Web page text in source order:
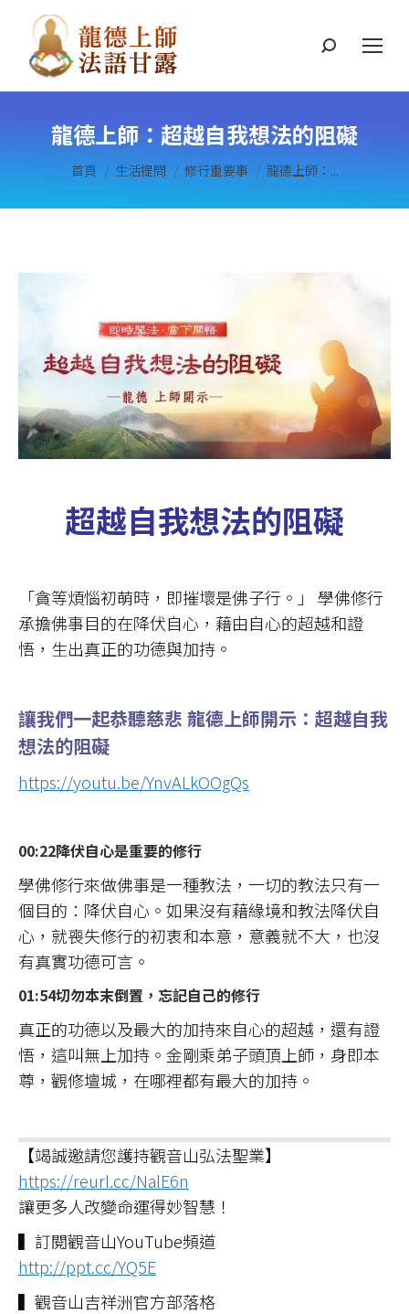
搜
龍德上師：超越自我想法的阻礙
您在這裡：
首頁 生活提問 修行重要事 龍德上師：...
超越自我想法的阻礙
「貪等煩惱初萌時，即摧壞是佛子行。」 學佛修行
承擔佛事目的在降伏自心，藉由自心的超越和證
悟，生出真正的功德與加持。
讓我們一起恭聽慈悲 龍德上師開示：超越自我
想法的阻礙
https://youtu.be/YnvALkOOgQs
00:22降伏自心是重要的修行
學佛修行來做佛事是一種教法，一切的教法只有一
個目的：降伏自心。如果沒有藉緣境和教法降伏自
心，就喪失修行的初衷和本意，意義就不大，也沒
有真實功德可言。
01:54切勿本末倒置，忘記自己的修行
真正的功德以及最大的加持來自心的超越，還有證
悟，這叫無上加持。金剛乘弟子頭頂上師，身即本
尊，觀修壇城，在哪裡都有最大的加持。
【竭誠邀請您護持觀音山弘法聖業】
https://reurl.cc/NalE6n
讓更多人改變命運得妙智慧！
▍訂閱觀音山YouTube頻道
http://ppt.cc/YQ5E
▍觀音山吉祥洲官方部落格